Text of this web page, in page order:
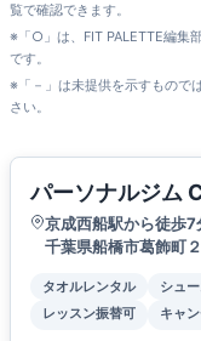
覧で確認できます。
※「○」は、FIT PALETTE編集
です。
※「－」は未提供を示すもので
さい。
パーソナルジム
京成西船駅から徒歩7
千葉県船橋市葛飾町
タオルレンタル シュ
レッスン振替可
キャ